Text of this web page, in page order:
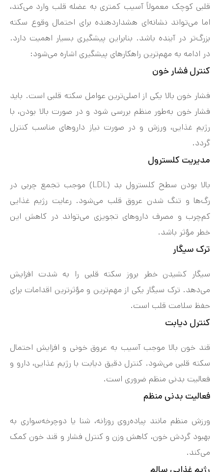
قلبی کوچک معمولاً آسیب کمتری به عضله قلب وارد می‌کند،
اما می‌تواند نشانه‌ای هشداردهنده برای احتمال وقوع سکته
بزرگ‌تر در آینده باشد. بنابراین پیشگیری بسیار اهمیت دارد.
در ادامه به مهم‌ترین راهکارهای پیشگیری اشاره می‌شود:
کنترل فشار خون
فشار خون بالا یکی از اصلی‌ترین عوامل سکته قلبی است. باید
فشار خون به‌طور منظم بررسی شود و در صورت بالا بودن، با
رژیم غذایی، ورزش و در صورت نیاز داروهای مناسب کنترل
گردد.
مدیریت کلسترول
بالا بودن سطح کلسترول بد (LDL) موجب تجمع چربی در
رگ‌ها و تنگ شدن عروق قلب می‌شود. رعایت رژیم غذایی
کم‌چرب و مصرف داروهای تجویزی می‌تواند در کاهش این
خطر مؤثر باشد.
ترک سیگار
سیگار کشیدن خطر بروز سکته قلبی را به شدت افزایش
می‌دهد. ترک سیگار یکی از مهم‌ترین و مؤثرترین اقدامات برای
حفظ سلامت قلب است.
کنترل دیابت
قند خون بالا موجب آسیب به عروق خونی و افزایش احتمال
سکته قلبی می‌شود. کنترل دقیق دیابت با رژیم غذایی، دارو و
فعالیت بدنی منظم ضروری است.
فعالیت بدنی منظم
ورزش منظم مانند پیاده‌روی روزانه، شنا یا دوچرخه‌سواری به
بهبود گردش خون، کاهش وزن و کنترل فشار و قند خون کمک
می‌کند.